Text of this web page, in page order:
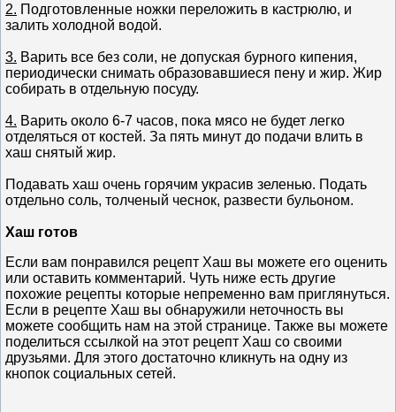
2. Подготовленные ножки переложить в кастрюлю, и
залить холодной водой.
3. Варить все без соли, не допуская бурного кипения,
периодически снимать образовавшиеся пену и жир. Жир
собирать в отдельную посуду.
4. Варить около 6-7 часов, пока мясо не будет легко
отделяться от костей. За пять минут до подачи влить в
хаш снятый жир.
Подавать хаш очень горячим украсив зеленью. Подать
отдельно соль, толченый чеснок, развести бульоном.
Хаш готов
Если вам понравился рецепт Хаш вы можете его оценить
или оставить комментарий. Чуть ниже есть другие
похожие рецепты которые непременно вам приглянуться.
Если в рецепте Хаш вы обнаружили неточность вы
можете сообщить нам на этой странице. Также вы можете
поделиться ссылкой на этот рецепт Хаш со своими
друзьями. Для этого достаточно кликнуть на одну из
кнопок социальных сетей.